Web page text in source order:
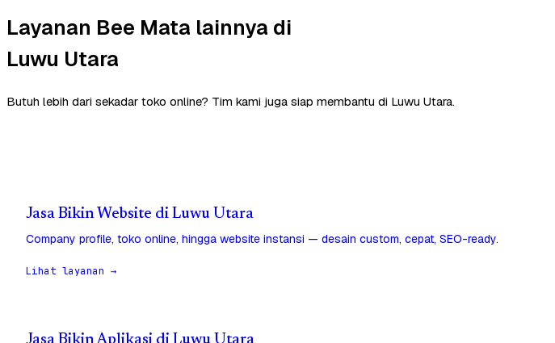
Layanan Bee Mata lainnya di
Luwu Utara
Butuh lebih dari sekadar toko online? Tim kami juga siap membantu di Luwu Utara.
Jasa Bikin Website di Luwu Utara
Company profile, toko online, hingga website instansi — desain custom, cepat, SEO-ready.
Lihat layanan →